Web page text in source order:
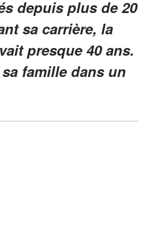
depuis plus de 20
sa carrière, la
presque 40 ans.
famille dans un